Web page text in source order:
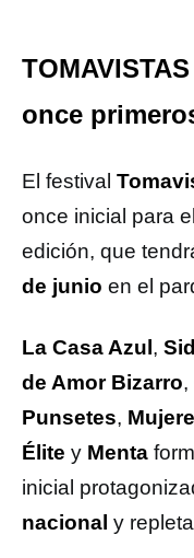
once
El festival
once inicial para
edición, que
de junio en el
La Casa Azul ,
de Amor Bizarro,
Punsetes,
Élite y Menta
inicial
nacional y